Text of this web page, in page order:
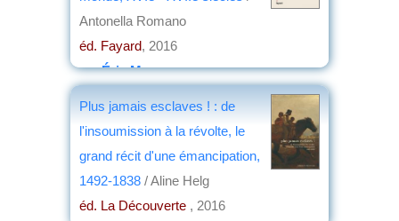
Antonella Romano
éd. Fayard, 2016
parÉric Meyer
Plus jamais esclaves ! : de
l'insoumission à la révolte, le
grand récit d'une émancipation,
1492-1838 / Aline Helg
éd. La Découverte , 2016